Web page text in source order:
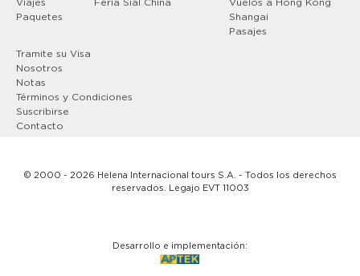
Viajes
Paquetes
Feria Sial China
Vuelos a Hong Kong
Shangai
Pasajes
Tramite su Visa
Nosotros
Notas
Términos y Condiciones
Suscribirse
Contacto
© 2000 - 2026 Helena Internacional tours S.A. - Todos los derechos
reservados. Legajo EVT 11003
Desarrollo e implementación: